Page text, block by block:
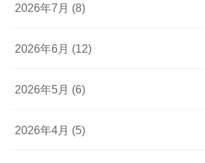
2026年7月 (8)
2026年6月 (12)
2026年5月 (6)
2026年4月 (5)